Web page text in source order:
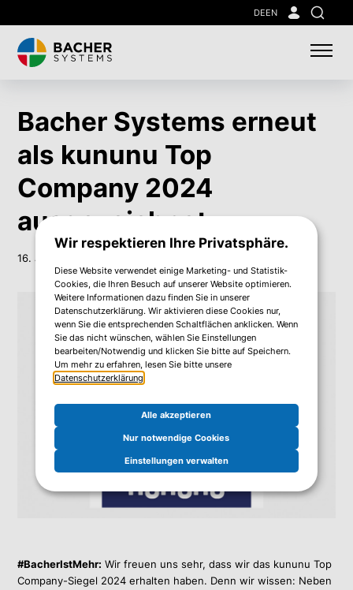
to
main
content
DEEN
Suche
Bacher Systems erneut
als kununu Top
Company 2024
ausgezeichnet
16. Jän. 2024
#BacherIstMehr: Wir freuen uns sehr, dass wir das kununu Top
Company-Siegel 2024 erhalten haben. Denn wir wissen: Neben
Wir respektieren Ihre Privatsphäre.
Diese Website verwendet einige Marketing- und Statistik-
Cookies, die Ihren Besuch auf unserer Website optimieren.
Weitere Informationen dazu finden Sie in unserer
Datenschutzerklärung. Wir aktivieren diese Cookies nur,
wenn Sie die entsprechenden Schaltflächen anklicken. Wenn
Sie das nicht wünschen, wählen Sie Einstellungen
bearbeiten/Notwendig und klicken Sie bitte auf Speichern.
Um mehr zu erfahren, lesen Sie bitte unsere
Datenschutzerklärung.
Alle akzeptieren
Nur notwendige Cookies
Einstellungen verwalten